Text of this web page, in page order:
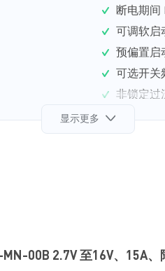
断电期间
可调软启
预偏置启
可选开关
非锁定过
采用
显示更多
MN-00B 2.7V 至16V、15A、